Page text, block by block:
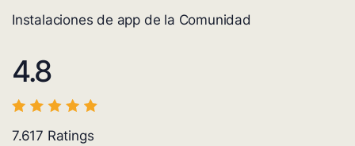
Instalaciones de app de la Comunidad
4.8
7.617 Ratings